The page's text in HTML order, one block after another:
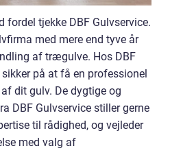
fordel tjekke DBF Gulvservice.
med mere end tyve år
af trægulve. Hos DBF
på at få en professionel
dit gulv. De dygtige og
DBF Gulvservice stiller gerne
til rådighed, og vejleder
med valg af